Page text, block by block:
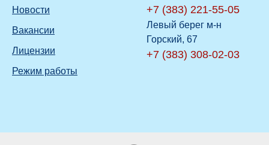
Новости
Вакансии
Лицензии
Режим работы
+7 (383) 221-55-05
Левый берег м-н
Горский, 67
+7 (383) 308-02-03